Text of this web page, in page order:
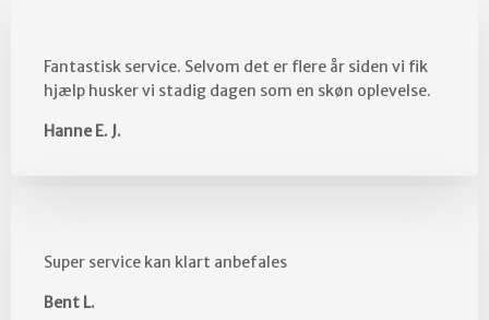
Fantastisk service. Selvom det er flere år siden vi fik
hjælp husker vi stadig dagen som en skøn oplevelse.
Hanne E. J.
Super service kan klart anbefales
Bent L.